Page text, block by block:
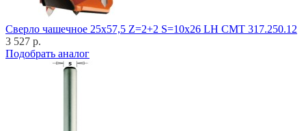
Cверло чашечное 25x57,5 Z=2+2 S=10x26 LH CMT 317.250.12
3 527 р.
Подобрать аналог